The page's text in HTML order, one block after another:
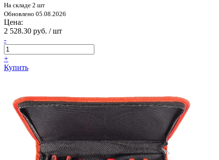
На складе 2 шт
Обновлено 05.08.2026
Цена:
2 528.30 руб. / шт
-
+
Купить